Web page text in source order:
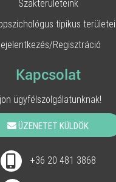
Szakterületeink
tipikus területei
Regisztráció
Kapcsolat
ügyfélszolgálatunknak!
ÜZENETET KÜLDÖK
+36 20 481 3868